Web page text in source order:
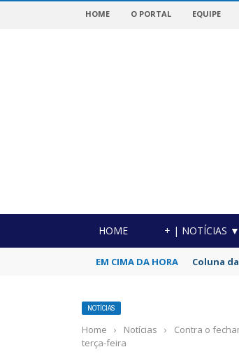
DA REGIÃO!
HOME O PORTAL EQUIPE
HOME + | NOTÍCIAS ▼
EM CIMA DA HORA Coluna
NOTÍCIAS
Home › Notícias ›
Contra o
terça-feira